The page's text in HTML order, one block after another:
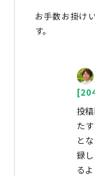
お手数お掛け
す。
投
た
と
録
る